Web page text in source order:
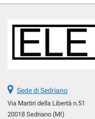
Airbag Passeggero • Airbag
cerchi in lega da 20" •
Controllo automatico clima •
Fari full-LED • Frenata
elettronico • Interni in pelle
Portellone posteriore
Sospensioni pneumatiche •
per parcheggio assistito •
oscurati
Sede di Sedriano
Via Martiri della Libertà n.51
20018 Sedriano (MI)